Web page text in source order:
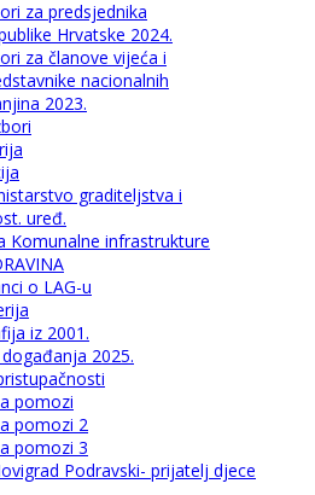
za predsjednika
Hrvatske 2024.
za članove vijeća i
nacionalnih
2023.
graditeljstva i
uređ.
Komunalne infrastrukture
o LAG-u
iz 2001.
2025.
pomozi
pomozi 2
pomozi 3
Podravski- prijatelj djece